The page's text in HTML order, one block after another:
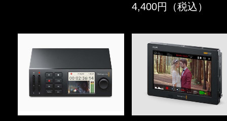
4,400円（税込）